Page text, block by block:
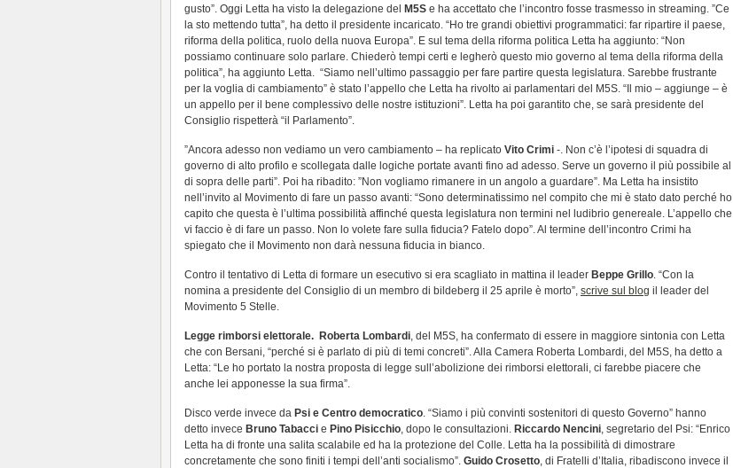
gusto”. Oggi Letta ha visto la delegazione del
M5S e ha accettato che l’incontro fosse trasmesso in streaming. ”Ce
la sto mettendo tutta”, ha detto il presidente incaricato. “Ho tre grandi obiettivi programmatici: far ripartire il paese,
riforma della politica, ruolo della nuova Europa”. E sul tema della riforma politica Letta ha aggiunto: “Non
possiamo continuare solo parlare. Chiederò tempi certi e legherò questo mio governo al tema della riforma della
politica”, ha aggiunto Letta. “Siamo nell’ultimo passaggio per fare partire questa legislatura. Sarebbe frustrante
per la voglia di cambiamento” è stato l’appello che Letta ha rivolto ai parlamentari del M5S. “Il mio – aggiunge – è
un appello per il bene complessivo delle nostre istituzioni”. Letta ha poi garantito che, se sarà presidente del
Consiglio rispetterà “il Parlamento”.
”Ancora adesso non vediamo un vero cambiamento – ha replicato Vito Crimi -. Non c’è l’ipotesi di squadra di
governo di alto profilo e scollegata dalle logiche portate avanti fino ad adesso. Serve un governo il più possibile al
di sopra delle parti”. Poi ha ribadito: ”Non vogliamo rimanere in un angolo a guardare”. Ma Letta ha insistito
nell’invito al Movimento di fare un passo avanti: “Sono determinatissimo nel compito che mi è stato dato perché ho
capito che questa è l’ultima possibilità affinché questa legislatura non termini nel ludibrio genereale. L’appello che
vi faccio è di fare un passo. Non lo volete fare sulla fiducia? Fatelo dopo”. Al termine dell’incontro Crimi ha
spiegato che il Movimento non darà nessuna fiducia in bianco.
Contro il tentativo di Letta di formare un esecutivo si era scagliato in mattina il leader Beppe Grillo. “Con la
nomina a presidente del Consiglio di un membro di bildeberg il 25 aprile è morto”, scrive sul blog il leader del
Movimento 5 Stelle.
Legge rimborsi elettorale. Roberta Lombardi, del M5S, ha confermato di essere in maggiore sintonia con Letta
che con Bersani, “perché si è parlato di più di temi concreti”. Alla Camera Roberta Lombardi, del M5S, ha detto a
Letta: “Le ho portato la nostra proposta di legge sull’abolizione dei rimborsi elettorali, ci farebbe piacere che
anche lei apponesse la sua firma”.
Disco verde invece da Psi e Centro democratico. “Siamo i più convinti sostenitori di questo Governo” hanno
detto invece Bruno Tabacci e Pino Pisicchio, dopo le consultazioni. Riccardo Nencini, segretario del Psi: “Enrico
Letta ha di fronte una salita scalabile ed ha la protezione del Colle. Letta ha la possibilità di dimostrare
concretamente che sono finiti i tempi dell’anti socialismo”. Guido Crosetto, di Fratelli d’Italia, ribadiscono invece il